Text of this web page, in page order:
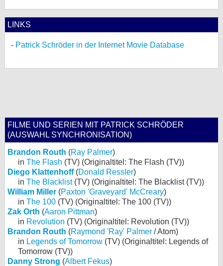
LINKS
Patrick Schröder in der Internet Movie Database
FILME UND SERIEN MIT PATRICK SCHRÖDER
(AUSWAHL SYNCHRONISATION)
Brandon Routh (Ray Palmer)
in The Flash (TV) (Originaltitel: The Flash (TV))
Diego Klattenhoff(Donald Ressler)
in The Blacklist(TV) (Originaltitel: The Blacklist (TV))
William Miller (Paxton 'Graveyard' McCreary)
in The 100 (TV) (Originaltitel: The 100 (TV))
Zak Orth (Aaron Pittman)
in Revolution (TV) (Originaltitel: Revolution (TV))
Brandon Routh (Raymond 'Ray' Palmer / Atom)
in Legends of Tomorrow (TV) (Originaltitel: Legends of
Tomorrow (TV))
Danny Strong (Albert Fekus)